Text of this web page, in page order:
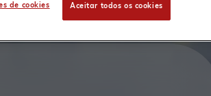
de cookies Aceitar todos os cookies